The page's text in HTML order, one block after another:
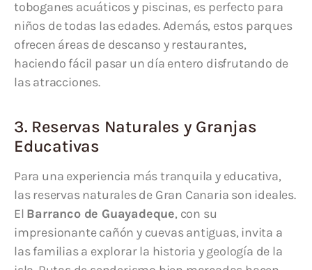
toboganes acuáticos y piscinas, es perfecto para
niños de todas las edades. Además, estos parques
ofrecen áreas de descanso y restaurantes,
haciendo fácil pasar un día entero disfrutando de
las atracciones.
3. Reservas Naturales y Granjas
Educativas
Para una experiencia más tranquila y educativa,
las reservas naturales de Gran Canaria son ideales.
El Barranco de Guayadeque, con su
impresionante cañón y cuevas antiguas, invita a
las familias a explorar la historia y geología de la